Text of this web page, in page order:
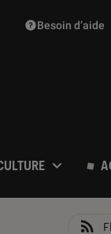
suggestions de
Besoin d’aide